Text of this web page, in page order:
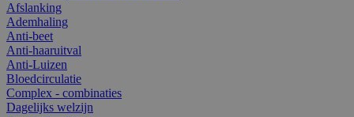
Afslanking
Ademhaling
Anti-beet
Anti-haaruitval
Anti-Luizen
Bloedcirculatie
Complex - combinaties
Dagelijks welzijn